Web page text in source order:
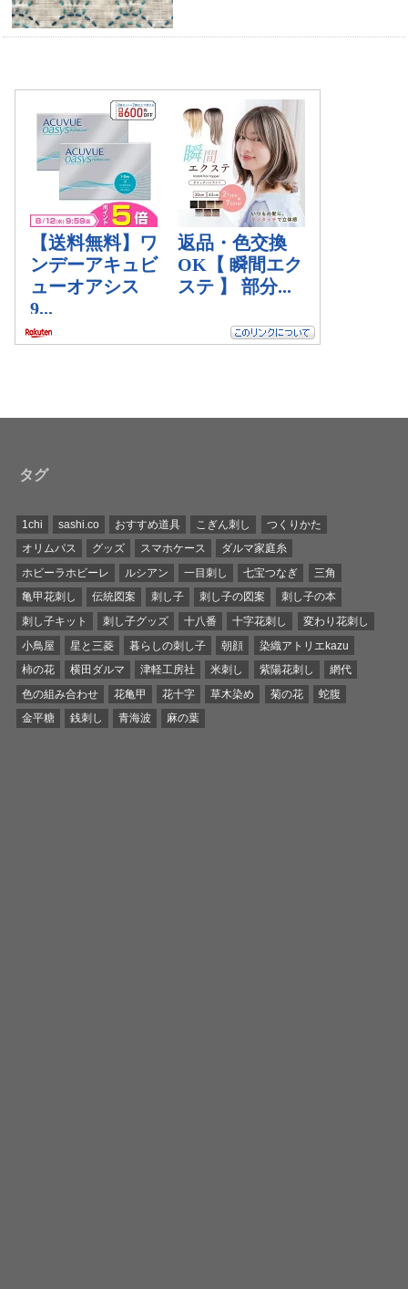
タグ
1chi sashi.co おすすめ道具 こぎん刺し
つくりかた
オリムパス
グッズ スマホケース
ダルマ家庭糸
ホビーラホビーレ
ルシアン 一目刺し 七宝つなぎ
三角
亀甲花刺し
伝統図案 刺し子 刺し子の図案
刺し子の本
刺し子キット
刺し子グッズ 十八番 十字花刺し
変わり花刺し
小鳥屋
星と三菱 暮らしの刺し子 朝顔
染織アトリエkazu
柿の花
横田ダルマ 津軽工房社 米刺し 紫陽花刺し
網代
色の組み合わせ
花亀甲 花十字 草木染め 菊の花
蛇腹
金平糖
銭刺し 青海波 麻の葉